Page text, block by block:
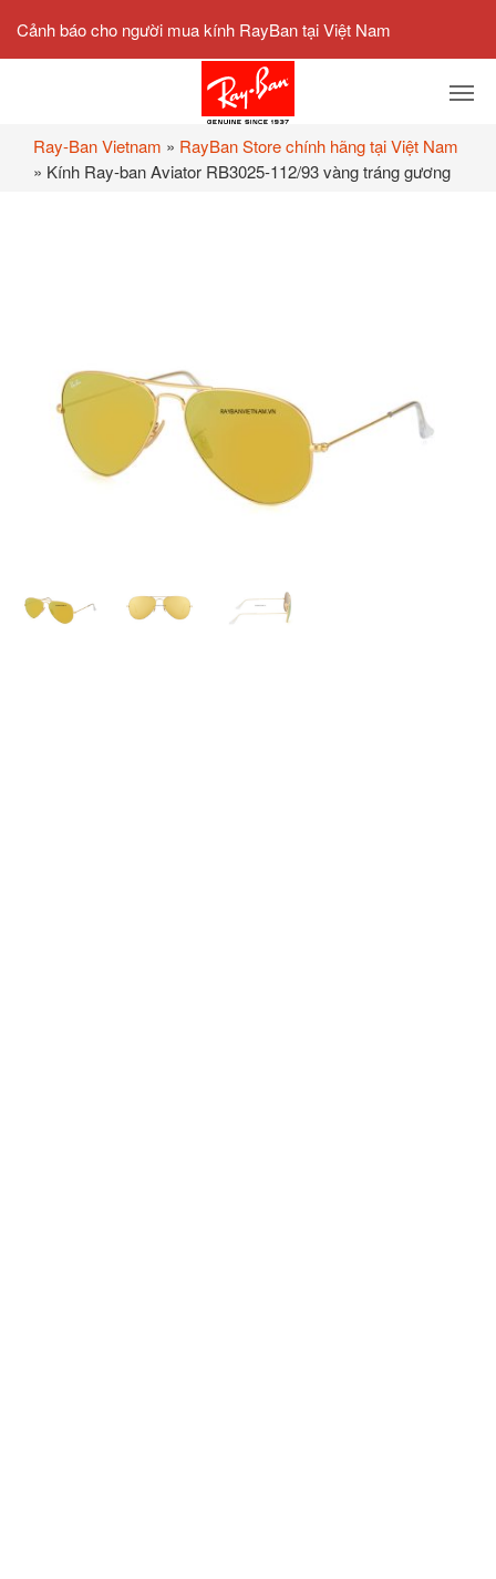
Cảnh báo cho người mua kính RayBan tại Việt Nam
Ray-Ban Vietnam » RayBan Store chính hãng tại Việt Nam
» Kính Ray-ban Aviator RB3025-112/93 vàng tráng gương